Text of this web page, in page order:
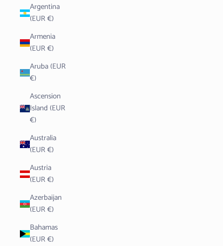
Argentina
(EUR €)
Armenia
(EUR €)
Aruba (EUR
€)
Ascension
Island (EUR
€)
Australia
(EUR €)
Austria
(EUR €)
Azerbaijan
(EUR €)
Bahamas
(EUR €)